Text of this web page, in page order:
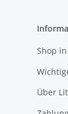
Shop
Über